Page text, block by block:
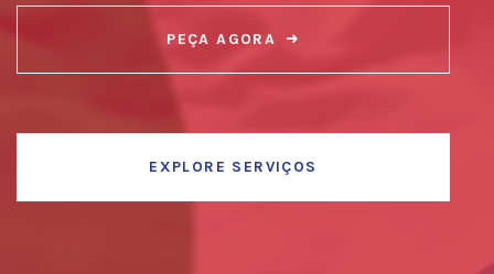
PEÇA AGORA
EXPLORE SERVIÇOS